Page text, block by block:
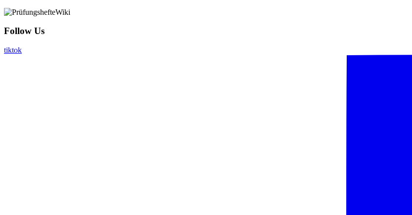
Follow Us
tiktok